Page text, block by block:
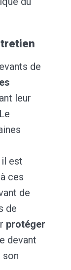
de
leur
est
ces
de
de
protéger
devant
son